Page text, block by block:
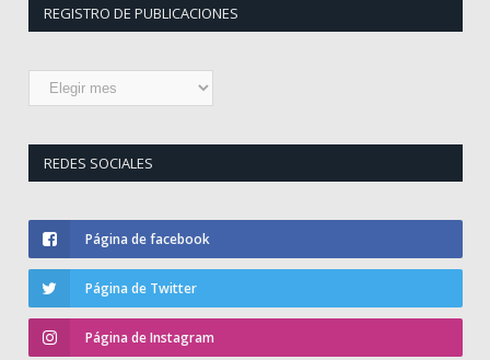
REGISTRO DE PUBLICACIONES
Registro
REDES SOCIALES
Página de facebook
Página de Twitter
Página de Instagram